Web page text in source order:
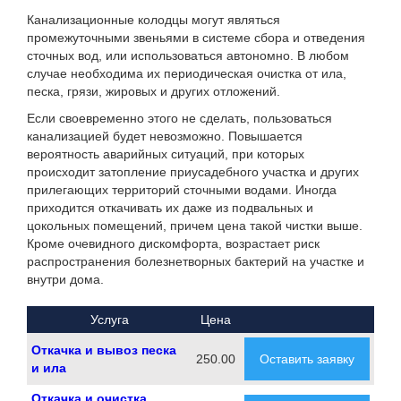
Канализационные колодцы могут являться
промежуточными звеньями в системе сбора и отведения
сточных вод, или использоваться автономно. В любом
случае необходима их периодическая очистка от ила,
песка, грязи, жировых и других отложений.
Если своевременно этого не сделать, пользоваться
канализацией будет невозможно. Повышается
вероятность аварийных ситуаций, при которых
происходит затопление приусадебного участка и других
прилегающих территорий сточными водами. Иногда
приходится откачивать их даже из подвальных и
цокольных помещений, причем цена такой чистки выше.
Кроме очевидного дискомфорта, возрастает риск
распространения болезнетворных бактерий на участке и
внутри дома.
Услуга Цена
Откачка и вывоз песка
и ила
250.00 Оставить заявку